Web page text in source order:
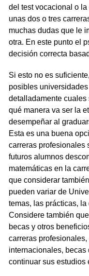
del test vocacional o
unas dos o tres
muchas dudas que le
otra. En este punto el
decisión correcta
Si esto no es
posibles
detalladamente cuales
qué manera va ser la
desempeñar al
Esta es una buena
carreras profesionales
futuros alumnos
matemáticas en la
que considerar
pueden variar de
temas, las prácticas,
Considere también
becas y otros
carreras
internacionales,
continuar sus estudios